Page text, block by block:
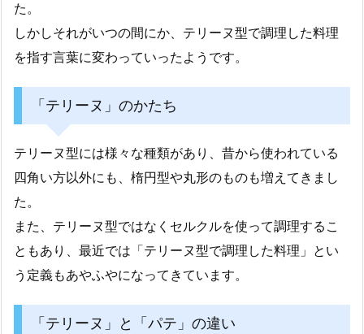
た。
しかしそれがいつの間にか、テリーヌ型で調理した料理
を指す言葉に変わっていったようです。
「テリーヌ」のかたち
テリーヌ型には様々な種類があり、昔から使われている
四角い方以外にも、楕円型や丸形のものも増えてきまし
た。
また、テリーヌ型ではなくセルクルを使って調理するこ
ともあり、最近では「テリーヌ型で調理した料理」とい
う定義もあやふやになってきています。
「テリーヌ」と「パテ」の違い